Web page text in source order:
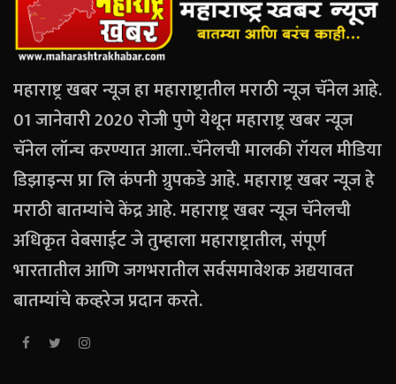
महाराष्ट्र खबर न्यूज हा महाराष्ट्रातील मराठी न्यूज चॅनेल आहे.
01 जानेवारी 2020 रोजी पुणे येथून महाराष्ट्र खबर न्यूज
चॅनेल लॉन्च करण्यात आला..चॅनेलची मालकी रॉयल मीडिया
डिझाइन्स प्रा लि कंपनी ग्रुपकडे आहे. महाराष्ट्र खबर न्यूज हे
मराठी बातम्यांचे केंद्र आहे. महाराष्ट्र खबर न्यूज चॅनेलची
अधिकृत वेबसाईट जे तुम्हाला महाराष्ट्रातील, संपूर्ण
भारतातील आणि जगभरातील सर्वसमावेशक अद्ययावत
बातम्यांचे कव्हरेज प्रदान करते.